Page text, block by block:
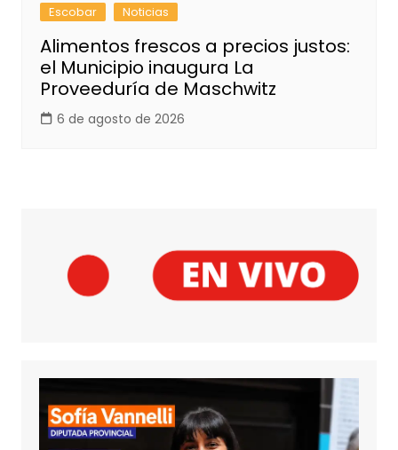
Escobar Noticias
Alimentos frescos a precios justos:
el Municipio inaugura La
Proveeduría de Maschwitz
6 de agosto de 2026